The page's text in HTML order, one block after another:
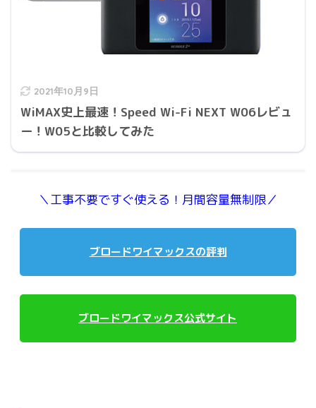
2021年10月9日
WiMAX史上最速！Speed Wi-Fi NEXT W06レビュ
ー！W05と比較してみた
＼工事不要ですぐ使える！月間容量無制限／
ブロードワイマックスの評判
ブロードワイマックス公式サイト